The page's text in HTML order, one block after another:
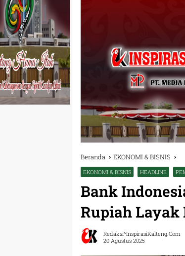
Beranda EKONOMI & BISNIS
EKONOMI & BISNIS HEADLINE
Bank
Rupiah Layak
Redaksi^InspirasiKalteng.com
20 Agustus 2025